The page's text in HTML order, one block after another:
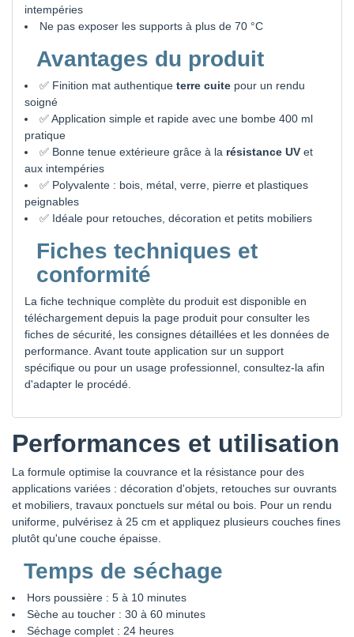
intempéries
Ne pas exposer les supports à plus de 70 °C
Avantages du produit
✅ Finition mat authentique terre cuite pour un rendu
soigné
✅ Application simple et rapide avec une bombe 400 ml
pratique
✅ Bonne tenue extérieure grâce à la résistance UV et
aux intempéries
✅ Polyvalente : bois, métal, verre, pierre et plastiques
peignables
✅ Idéale pour retouches, décoration et petits mobiliers
Fiches techniques et
conformité
La fiche technique complète du produit est disponible en
téléchargement depuis la page produit pour consulter les
fiches de sécurité, les consignes détaillées et les données de
performance. Avant toute application sur un support
spécifique ou pour un usage professionnel, consultez-la afin
d'adapter le procédé.
Performances et utilisation
La formule optimise la couvrance et la résistance pour des
applications variées : décoration d'objets, retouches sur ouvrants
et mobiliers, travaux ponctuels sur métal ou bois. Pour un rendu
uniforme, pulvérisez à 25 cm et appliquez plusieurs couches fines
plutôt qu'une couche épaisse.
Temps de séchage
Hors poussière : 5 à 10 minutes
Sèche au toucher : 30 à 60 minutes
Séchage complet : 24 heures